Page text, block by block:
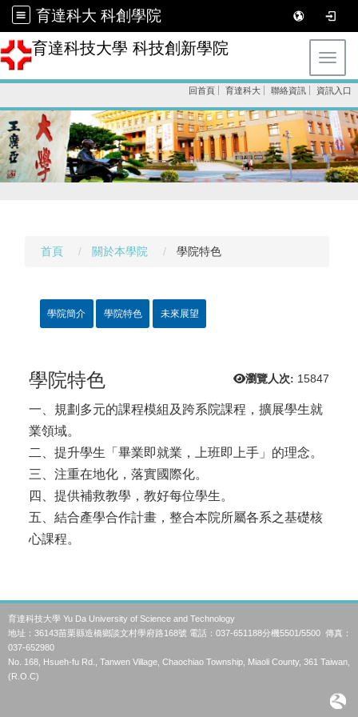
育達科大 科創學院
育達科技大學 科技創新學院
回首頁 育達科大 聯絡資訊 資訊入口
首頁 關於本學院 學院特色
學院簡介 學院特色 未來展望
瀏覽人次: 15847
學院特色
一、規劃多元的課程模組及跨系院課程，擴展學生就
業領域。
二、提升學生「畢業即就業，上班即上手」的理念。
三、注重在地化，落實國際化。
四、提供補救教學，教好每位學生。
五、結合產學合作計畫，整合本院所屬各系之基礎核
心課程。
育達科技大學 Yu Da University of Science and Technology
地址：36143苗栗縣造橋鄉談文村學府路168號 電話：037-651188分機5501/5500 傳真：
037-652980
No. 168, Hsueh-fu Rd., Tanwen Village, Chaochiao Township, Miaoli County, 361 Taiwan,
(R.O.C)